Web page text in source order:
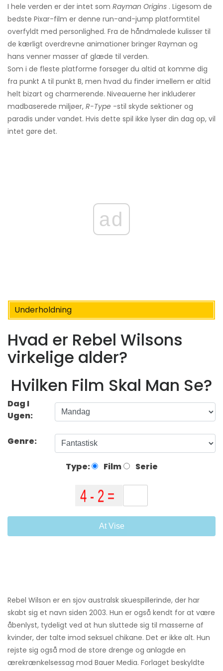
I hele verden er der intet som Rayman Origins . Ligesom de
bedste Pixar-film er denne run-and-jump platformtitel
overfyldt med personlighed. Fra de håndmalede kulisser til
de kærligt overdrevne animationer bringer Rayman og
hans venner masser af glæde til verden.
Som i de fleste platforme forsøger du altid at komme dig
fra punkt A til punkt B, men hvad du finder imellem er altid
helt bizart og charmerende. Niveauerne her inkluderer
madbaserede miljøer, R-Type -stil skyde sektioner og
paradis under vandet. Hvis dette spil ikke lyser din dag op, vil
intet gøre det.
ad
Underholdning
Hvad er Rebel Wilsons
virkelige alder?
Hvilken Film Skal Man Se?
Dag I
Ugen:
Genre:
Type: Film Serie
At Vise
Rebel Wilson er en sjov australsk skuespillerinde, der har
skabt sig et navn siden 2003. Hun er også kendt for at være
åbenlyst, tydeligt ved at hun sluttede sig til masserne af
kvinder, der talte imod seksuel chikane. Det er ikke alt. Hun
rejste sig også mod de store drenge og anlagde en
ærekrænkelsessag mod Bauer Media. Forlaget beskyldte